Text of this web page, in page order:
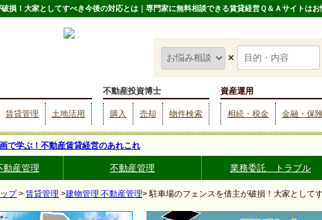
損！大家としてすべき今後の対応とは｜専門家に無料相談できる賃貸経営Ｑ＆Ａサイトは
×
賃貸管理 土地活用
不動産投資博士
購入 売却 物件検索
資産運用
相続・税金 金融・保
画で学ぶ！不動産賃貸経営のあれこれ
産管理 不動産管理 業務委託 トラブル
プ> 賃貸管理 >建物管理 不動産管理> 駐車場のフェンスを借主が破損！大家として